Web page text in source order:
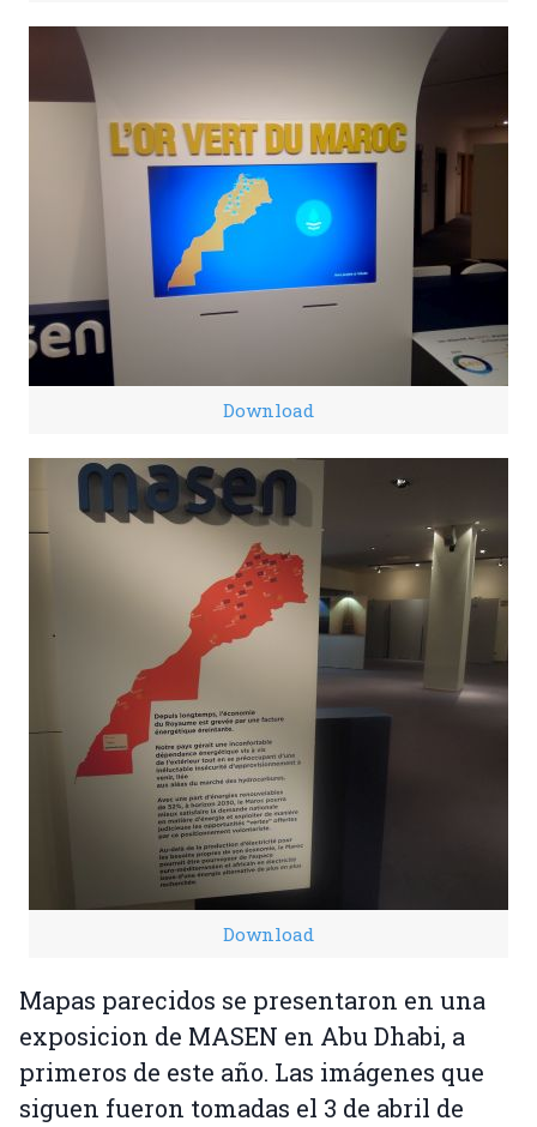
Download
Download
Mapas parecidos se presentaron en una
exposicion de MASEN en Abu Dhabi, a
primeros de este año. Las imágenes que
siguen fueron tomadas el 3 de abril de